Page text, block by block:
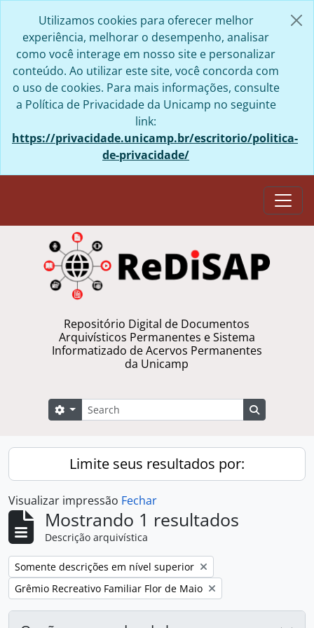
Utilizamos cookies para oferecer melhor
experiência, melhorar o desempenho, analisar
como você interage em nosso site e personalizar
conteúdo. Ao utilizar este site, você concorda com
o uso de cookies. Para mais informações, consulte
a Política de Privacidade da Unicamp no seguinte
link:
https://privacidade.unicamp.br/escritorio/politica-
de-privacidade/
Repositório Digital de Documentos
Arquivísticos Permanentes e Sistema
Informatizado de Acervos Permanentes
da Unicamp
Buscar
Opções de busca
Limite seus resultados por:
Visualizar impressão Fechar
Mostrando 1 resultados
Descrição arquivística
Remover filtro:
Somente descrições em nível superior
Remover filtro:
Grêmio Recreativo Familiar Flor de Maio